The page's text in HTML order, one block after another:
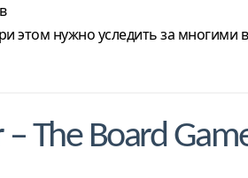
этом нужно уследить за многими
The Board